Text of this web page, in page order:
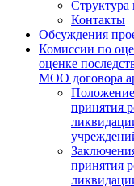
Структура
Контакты
Обсуждения
Комиссии по
оценке
МОО договора
принятия
принятия